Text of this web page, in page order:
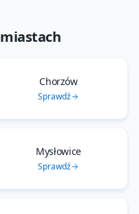
Chorzów
Sprawdź
Mysłowice
Sprawdź